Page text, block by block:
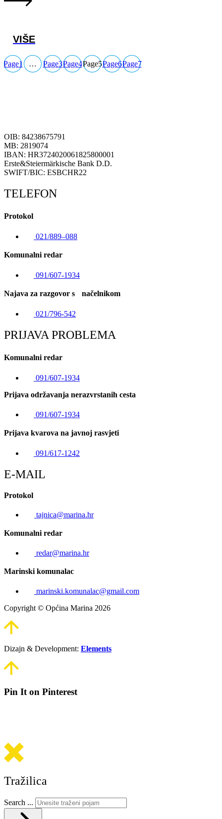
VIŠE
Page1 … Page3Page4Page5Page6Page7
OIB: 84238675791
MB: 2819074
IBAN: HR3724020061825800001
Erste&Steiermärkische Bank D.D.
SWIFT/BIC: ESBCHR22
TELEFON
Protokol
021/889–088
Komunalni redar
091/607-1934
Najava za razgovor s načelnikom
021/796-542
PRIJAVA PROBLEMA
Komunalni redar
091/607-1934
Prijava održavanja nerazvrstanih cesta
091/607-1934
Prijava kvarova na javnoj rasvjeti
091/617-1242
E-MAIL
Protokol
tajnica@marina.hr
Komunalni redar
redar@marina.hr
Marinski komunalac
marinski.komunalac@gmail.com
Copyright © Općina Marina 2026
Dizajn & Development: Elements
Pin It on Pinterest
Tražilica
Search ...